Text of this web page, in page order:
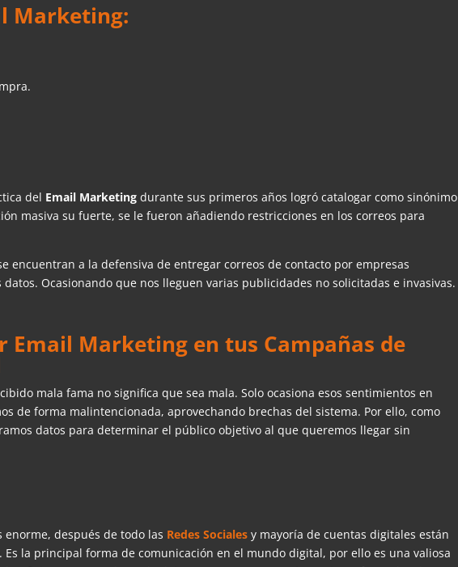
Marketing:
del Email Marketing durante sus primeros años logró catalogar como sinónimo
masiva su fuerte, se le fueron añadiendo restricciones en los correos para
encuentran a la defensiva de entregar correos de contacto por empresas
Ocasionando que nos lleguen varias publicidades no solicitadas e invasivas.
Email Marketing en tus Campañas de
mala fama no significa que sea mala. Solo ocasiona esos sentimientos en
de forma malintencionada, aprovechando brechas del sistema. Por ello, como
datos para determinar el público objetivo al que queremos llegar sin
enorme, después de todo las Redes Socialesy mayoría de cuentas digitales están
la principal forma de comunicación en el mundo digital, por ello es una valiosa